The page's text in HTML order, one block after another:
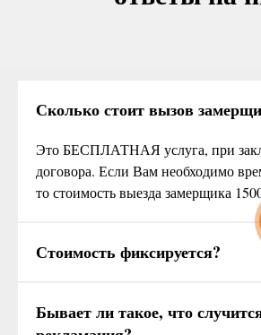
Сколько стоит вызов
Это БЕСПЛАТНАЯ услуга, при
договора. Если Вам необходимо
то стоимость выезда замерщика
Стоимость фиксируется?
Бывает ли такое, что